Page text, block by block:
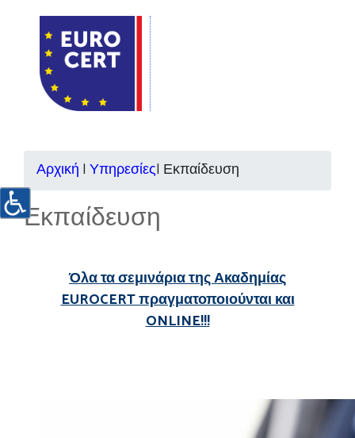
Αρχική | Υπηρεσίες| Εκπαίδευση
Εκπαίδευση
Όλα τα σεμινάρια της Ακαδημίας
EUROCERT πραγματοποιούνται και
ONLINE!!!